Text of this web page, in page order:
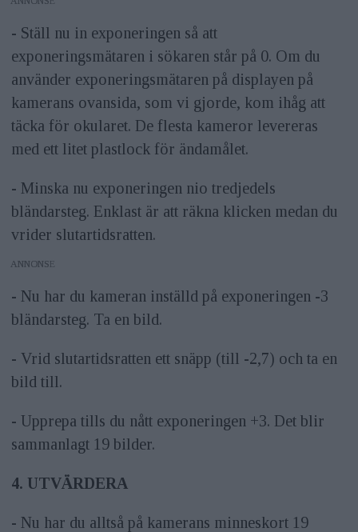
- Ställ nu in exponeringen så att
exponeringsmätaren i sökaren står på 0. Om du
använder exponeringsmätaren på displayen på
kamerans ovansida, som vi gjorde, kom ihåg att
täcka för okularet. De flesta kameror levereras
med ett litet plastlock för ändamålet.
- Minska nu exponeringen nio tredjedels
bländarsteg. Enklast är att räkna klicken medan du
vrider slutartidsratten.
ANNONS
- Nu har du kameran inställd på exponeringen -3
bländarsteg. Ta en bild.
- Vrid slutartidsratten ett snäpp (till -2,7) och ta en
bild till.
- Upprepa tills du nått exponeringen +3. Det blir
sammanlagt 19 bilder.
4. UTVÄRDERA
- Nu har du alltså på kamerans minneskort 19